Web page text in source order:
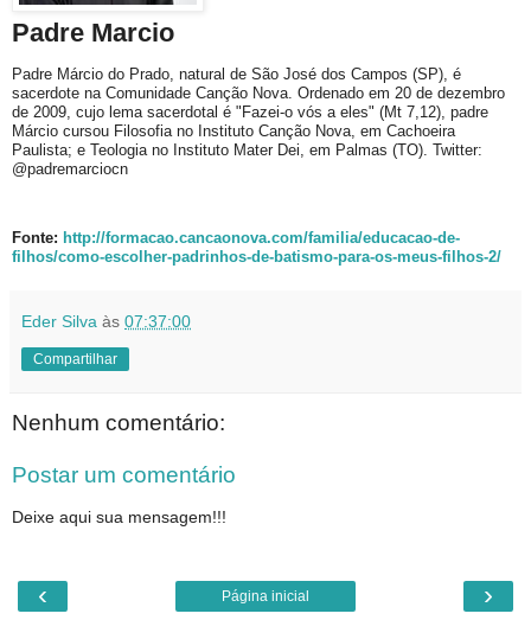
Padre Marcio
Padre Márcio do Prado, natural de São José dos Campos (SP), é
sacerdote na Comunidade Canção Nova. Ordenado em 20 de dezembro
de 2009, cujo lema sacerdotal é "Fazei-o vós a eles" (Mt 7,12), padre
Márcio cursou Filosofia no Instituto Canção Nova, em Cachoeira
Paulista; e Teologia no Instituto Mater Dei, em Palmas (TO). Twitter:
@padremarciocn
Fonte: http://formacao.cancaonova.com/familia/educacao-de-
filhos/como-escolher-padrinhos-de-batismo-para-os-meus-filhos-2/
Eder Silva às 07:37:00
Compartilhar
Nenhum comentário:
Postar um comentário
Deixe aqui sua mensagem!!!
‹ ›
Página inicial